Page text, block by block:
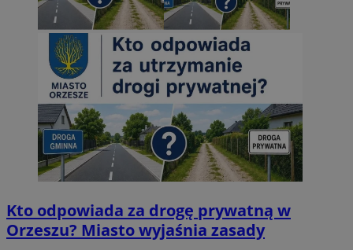
Kto odpowiada za drogę prywatną w
Orzeszu? Miasto wyjaśnia zasady